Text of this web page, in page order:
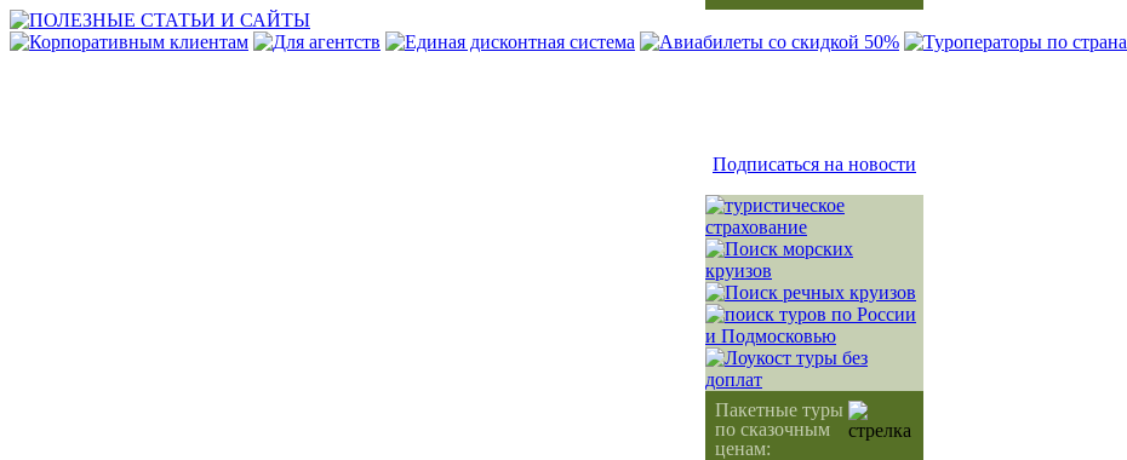
Подписаться на новости
Пакетные туры
по сказочным
ценам: